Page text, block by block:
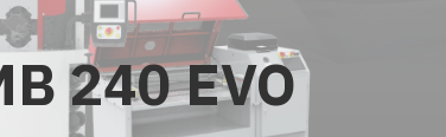
240 EVO